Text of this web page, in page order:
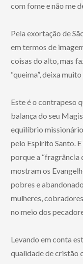
com fome e não me
Pela exortação de
em termos de
coisas do alto, mas
“queima”, deixa
Este é o contrapeso
balança do seu
equilíbrio
pelo Espírito Santo.
porque a “fragrância
mostram os
pobres e
mulheres,
no meio dos
Levando em conta
qualidade de cristão